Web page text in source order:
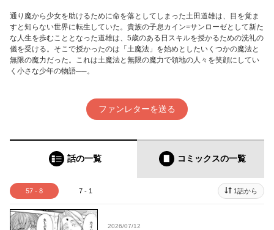
通り魔から少女を助けるために命を落としてしまった土田道雄は、目を覚ま
すと知らない世界に転生していた。貴族の子息カイン=サンローゼとして新た
な人生を歩むこととなった道雄は、5歳のある日スキルを授かるための洗礼の
儀を受ける。そこで授かったのは「土魔法」を始めとしたいくつかの魔法と
無限の魔力だった。これは土魔法と無限の魔力で領地の人々を笑顔にしてい
く小さな少年の物語──。
ファンレターを送る
話の一覧 コミックスの一覧
57 - 8 7 - 1 1話から
2026/07/12